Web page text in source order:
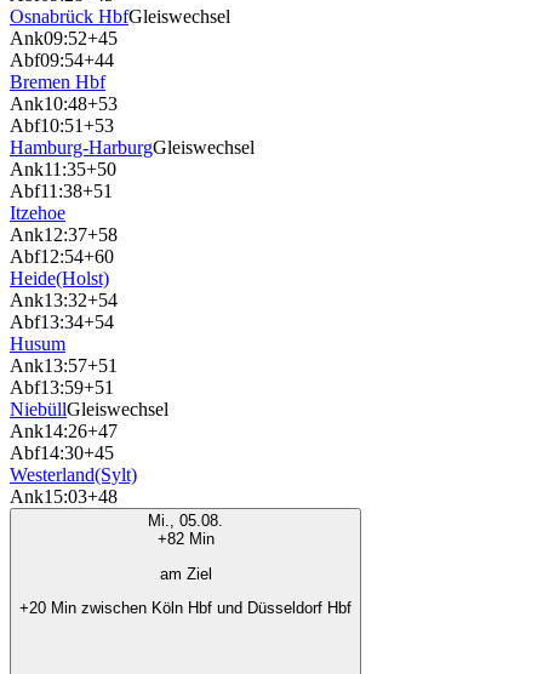
Osnabrück HbfGleiswechsel
Ank09:52+45
Abf09:54+44
Bremen Hbf
Ank10:48+53
Abf10:51+53
Hamburg-HarburgGleiswechsel
Ank11:35+50
Abf11:38+51
Itzehoe
Ank12:37+58
Abf12:54+60
Heide(Holst)
Ank13:32+54
Abf13:34+54
Husum
Ank13:57+51
Abf13:59+51
NiebüllGleiswechsel
Ank14:26+47
Abf14:30+45
Westerland(Sylt)
Ank15:03+48
Mi., 05.08.
+82 Min
am Ziel
+20 Min zwischen Köln Hbf und Düsseldorf Hbf